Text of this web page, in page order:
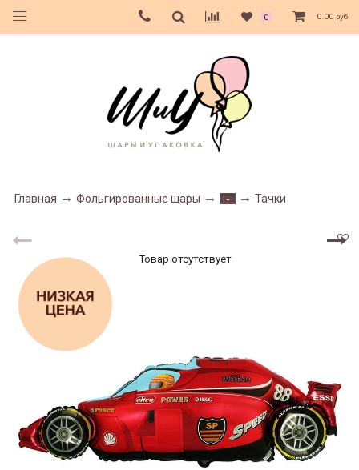
0 0.00 руб
Главная Фольгированные шары - Тачки
Товар отсутствует